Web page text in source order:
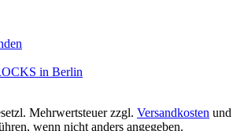
in Berlin
Mehrwertsteuer zzgl. Versandkosten und
wenn nicht anders angegeben.